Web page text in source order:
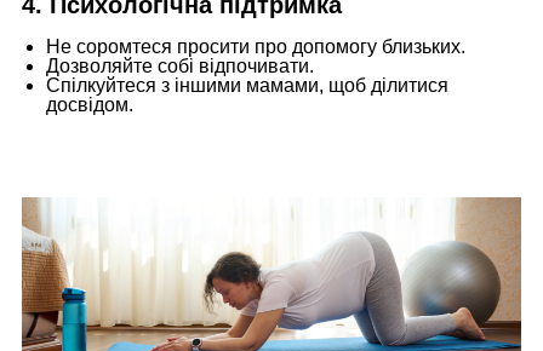
Не соромтеся просити про допомогу близьких.
Дозволяйте собі відпочивати.
Спілкуйтеся з іншими мамами, щоб ділитися
досвідом.